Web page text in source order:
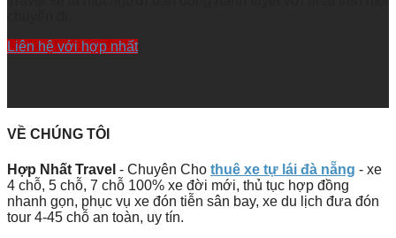
Liên hệ với hợp nhất
VỀ CHÚNG TÔI
Hợp Nhất Travel - Chuyên Cho thuê xe tự lái đà nẵng - xe
4 chỗ, 5 chỗ, 7 chỗ 100% xe đời mới, thủ tục hợp đồng
nhanh gọn, phục vụ xe đón tiễn sân bay, xe du lịch đưa đón
tour 4-45 chỗ an toàn, uy tín.